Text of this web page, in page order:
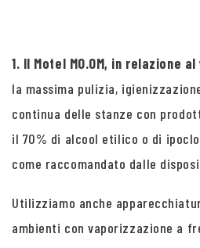
1. Il Motel MO.OM, in relazione
la massima pulizia,
continua delle stanze con
il 70% di alcool etilico o di
come raccomandato dalle
Utilizziamo anche
ambienti con vaporizzazione a